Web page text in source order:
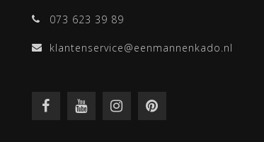
073 623 39 89
klantenservice@eenmannenkado.nl